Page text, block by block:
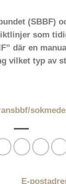
(SBBF)
som
där en
typ av
E-